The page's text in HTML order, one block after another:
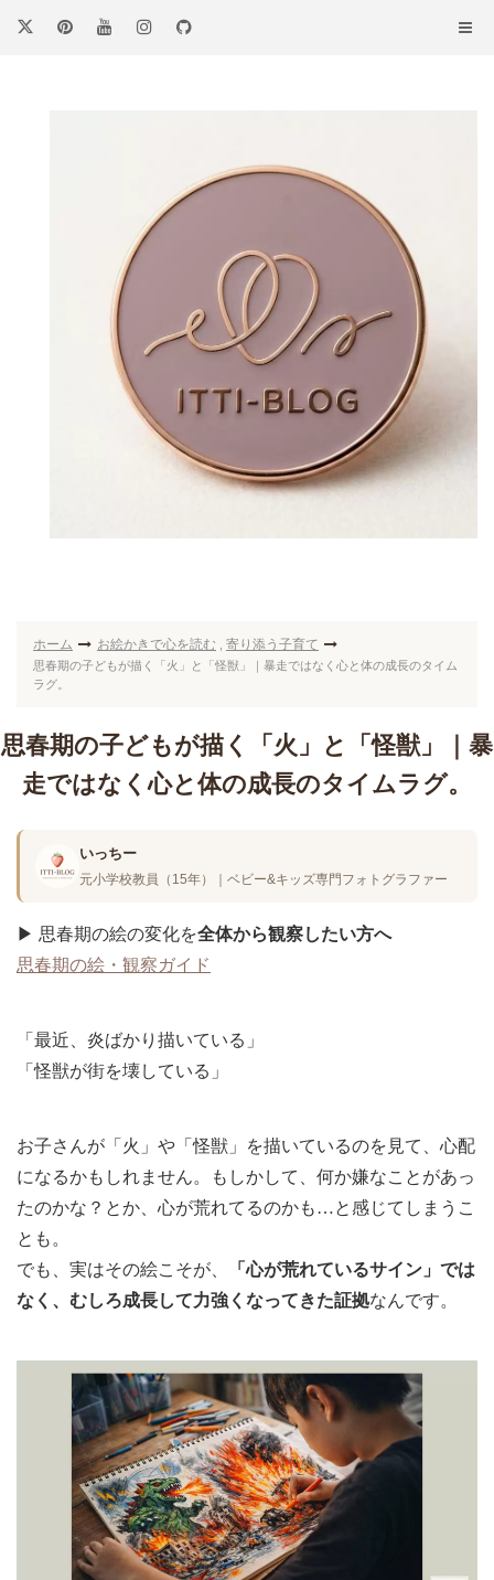
ホーム お絵かきで心を読む 寄り添う子育て
思春期の子どもが描く「火」と「怪獣」｜暴走ではなく心と体の成長のタイム
ラグ。
思春期の子どもが描く「火」と「怪獣」｜暴
走ではなく心と体の成長のタイムラグ。
いっちー
元小学校教員（15年）｜ベビー&キッズ専門フォトグラファー
▶︎ 思春期の絵の変化を全体から観察したい方へ
思春期の絵・観察ガイド
「最近、炎ばかり描いている」
「怪獣が街を壊している」
お子さんが「火」や「怪獣」を描いているのを見て、心配
になるかもしれません。もしかして、何か嫌なことがあっ
たのかな？とか、心が荒れてるのかも…と感じてしまうこ
とも。
でも、実はその絵こそが、
「心が荒れているサイン」では
なく、むしろ成長して力強くなってきた証拠なんです。